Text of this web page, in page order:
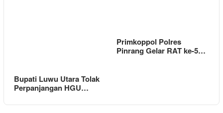
Bupati Luwu Utara Tolak
Perpanjangan HGU…
Primkoppol Polres
Pinrang Gelar RAT ke-5…